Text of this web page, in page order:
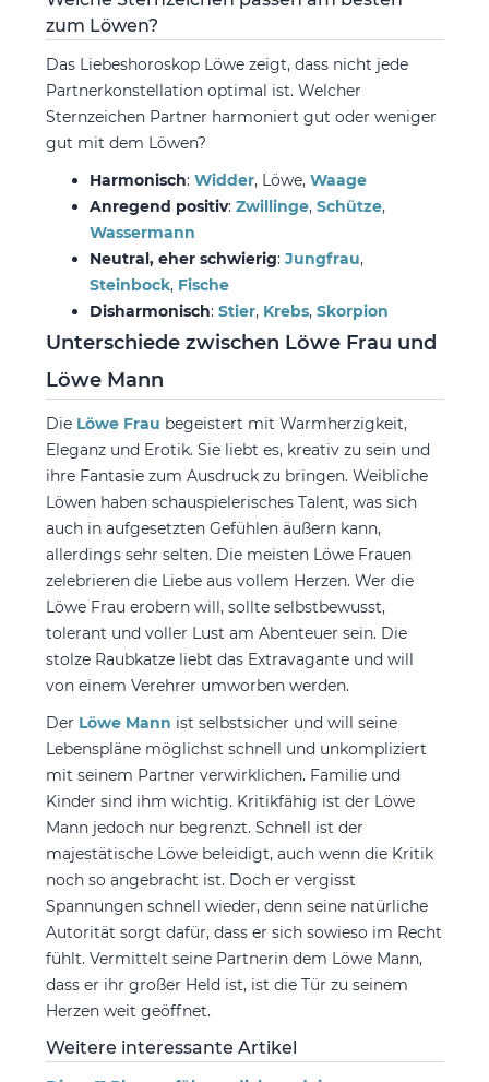
zum Löwen?
Das Liebeshoroskop Löwe zeigt, dass nicht jede
Partnerkonstellation optimal ist. Welcher
Sternzeichen Partner harmoniert gut oder weniger
gut mit dem Löwen?
Harmonisch: Widder, Löwe, Waage
Anregend positiv: Zwillinge, Schütze,
Wassermann
Neutral, eher schwierig: Jungfrau,
Steinbock, Fische
Disharmonisch: Stier, Krebs, Skorpion
Unterschiede zwischen Löwe Frau und
Löwe Mann
Die Löwe Frau begeistert mit Warmherzigkeit,
Eleganz und Erotik. Sie liebt es, kreativ zu sein und
ihre Fantasie zum Ausdruck zu bringen. Weibliche
Löwen haben schauspielerisches Talent, was sich
auch in aufgesetzten Gefühlen äußern kann,
allerdings sehr selten. Die meisten Löwe Frauen
zelebrieren die Liebe aus vollem Herzen. Wer die
Löwe Frau erobern will, sollte selbstbewusst,
tolerant und voller Lust am Abenteuer sein. Die
stolze Raubkatze liebt das Extravagante und will
von einem Verehrer umworben werden.
Der Löwe Mann ist selbstsicher und will seine
Lebenspläne möglichst schnell und unkompliziert
mit seinem Partner verwirklichen. Familie und
Kinder sind ihm wichtig. Kritikfähig ist der Löwe
Mann jedoch nur begrenzt. Schnell ist der
majestätische Löwe beleidigt, auch wenn die Kritik
noch so angebracht ist. Doch er vergisst
Spannungen schnell wieder, denn seine natürliche
Autorität sorgt dafür, dass er sich sowieso im Recht
fühlt. Vermittelt seine Partnerin dem Löwe Mann,
dass er ihr großer Held ist, ist die Tür zu seinem
Herzen weit geöffnet.
Weitere interessante Artikel